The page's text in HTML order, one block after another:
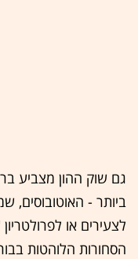
גם שוק ההון מצביע
ביותר - האוטובוסים,
לצעירים או
הסחורות הלוהטות